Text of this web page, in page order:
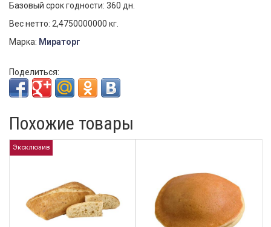
Базовый срок годности: 360 дн.
Вес нетто: 2,4750000000 кг.
Марка: Мираторг
Поделиться:
Похожие товары
Эксклюзив